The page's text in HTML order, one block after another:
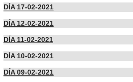
DÍA 17-02-2021
DÍA 12-02-2021
DÍA 11-02-2021
DÍA 10-02-2021
DÍA 09-02-2021